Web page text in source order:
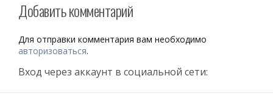
Добавить комментарий
Для отправки комментария вам необходимо
авторизоваться.
Вход через аккаунт в социальной сети: